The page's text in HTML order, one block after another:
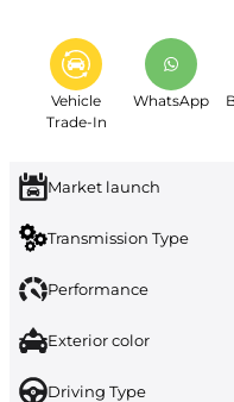
Vehicle
Trade-In
WhatsApp
Market launch
Transmission Type
Performance
Exterior color
Driving Type